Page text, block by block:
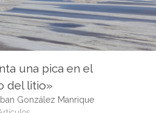
una pica en el
del litio»
González Manrique